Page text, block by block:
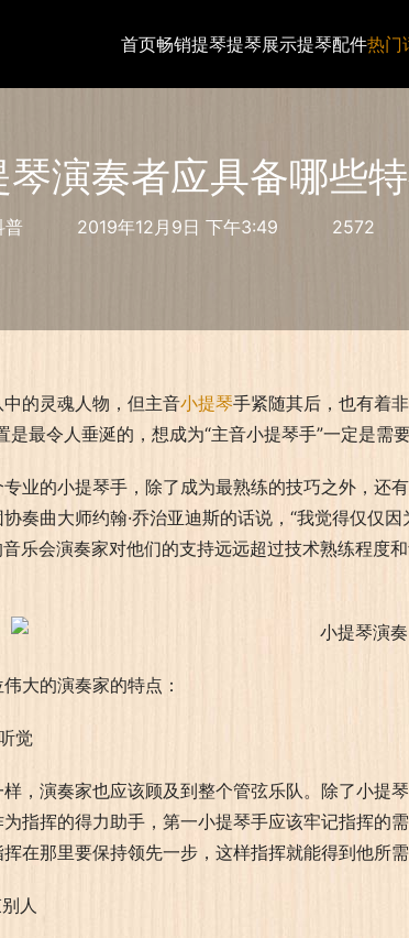
首页畅销提琴提琴展示提琴配件热门
演奏者应具备哪些
普 2019年12月9日 下午3:49 2572
的灵魂人物，但主音小提琴手紧随其后，也有着
是最令人垂涎的，想成为“主音小提琴手”一定是需
业的小提琴手，除了成为最熟练的技巧之外，还
奏曲大师约翰·乔治亚迪斯的话说，“我觉得仅仅
乐会演奏家对他们的支持远远超过技术熟练程
大的演奏家的特点：
觉
，演奏家也应该顾及到整个管弦乐队。除了小提
指挥的得力助手，第一小提琴手应该牢记指挥的
在那里要保持领先一步，这样指挥就能得到他所需
人